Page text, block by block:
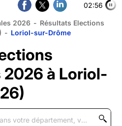
02:56
2026 - Résultats Elections
- Loriol-sur-Drôme
à Loriol-